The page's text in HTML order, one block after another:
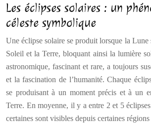
Les éclipses solaires : un
céleste symbolique
Une éclipse solaire se produit lorsque la Lune
Soleil et la Terre, bloquant ainsi la lumière
astronomique, fascinant et rare, a toujours
et la fascination de l’humanité. Chaque
se produisant à un moment précis et à un
Terre. En moyenne, il y a entre 2 et 5
certaines sont visibles depuis certaines